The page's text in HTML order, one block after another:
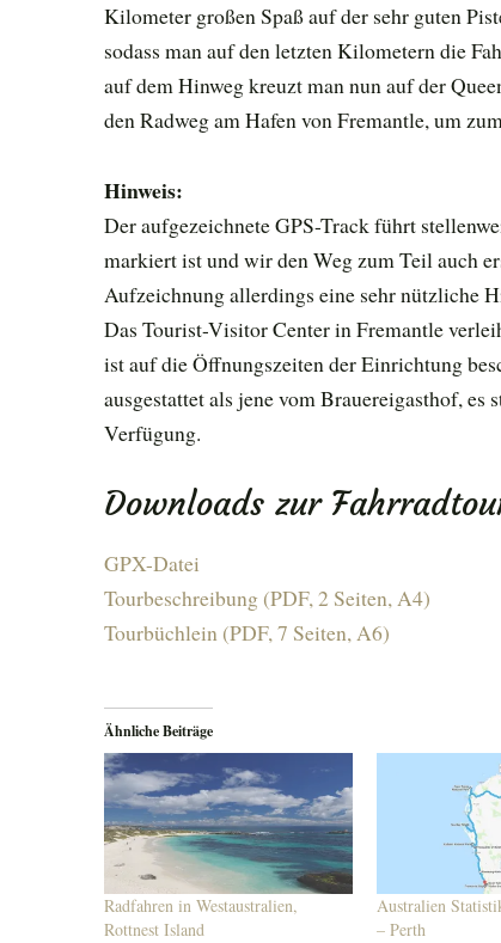
Kilometer großen Spaß auf der sehr guten
sodass man auf den letzten Kilometern die
auf dem Hinweg kreuzt man nun auf der
den Radweg am Hafen von Fremantle, um
Hinweis:
Der aufgezeichnete GPS-Track führt
markiert ist und wir den Weg zum Teil auch
Aufzeichnung allerdings eine sehr nützliche
Das Tourist-Visitor Center in Fremantle
ist auf die Öffnungszeiten der Einrichtung
ausgestattet als jene vom Brauereigasthof,
Verfügung.
Downloads zur
GPX-Datei
Tourbeschreibung (PDF, 2 Seiten, A4)
Tourbüchlein (PDF, 7 Seiten, A6)
Ähnliche Beiträge
Radfahren in Westaustralien,
Rottnest Island
Australien
– Perth